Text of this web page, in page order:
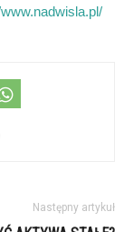
Następny artykuł